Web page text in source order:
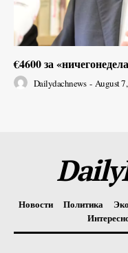
€4600 за
Dailydachnews - August
Новости Политика